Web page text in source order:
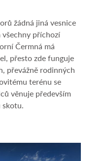
žádná jiná vesnice
všechny příchozí
Čermná má
přesto zde funguje
převážně rodinných
terénu se
věnuje především
skotu.